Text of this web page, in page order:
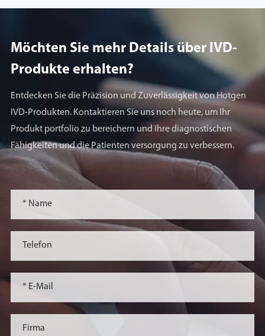
Möchten Sie mehr Details über lVD-
Produkte erhalten?
Entdecken Sie die Präzision und Zuverlässigkeit von Hotgen
IVD-Produkten. Kontaktieren Sie uns noch heute, um Ihr
Produkt portfolio zu bereichern und Ihre diagnostischen
Fähigkeiten und die Patienten versorgung zu verbessern.